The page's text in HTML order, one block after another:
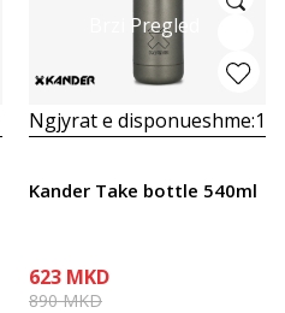
Brzi Pregled
Ngjyrat e disponueshme:1
Kander Take bottle 540ml
623 MKD
890MKD